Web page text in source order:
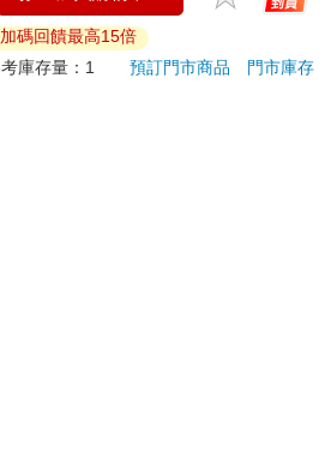
與他同在。比特幣的價格就在他試圖
年6月2日，他負債高達80萬美元。
條款，馬克不得不獨自面對這項艱鉅
來愈大，比特幣的價格有時甚至以小
享有到貨7天的猶豫期（含例假
組合商品恕無法接受單獨退貨）必須